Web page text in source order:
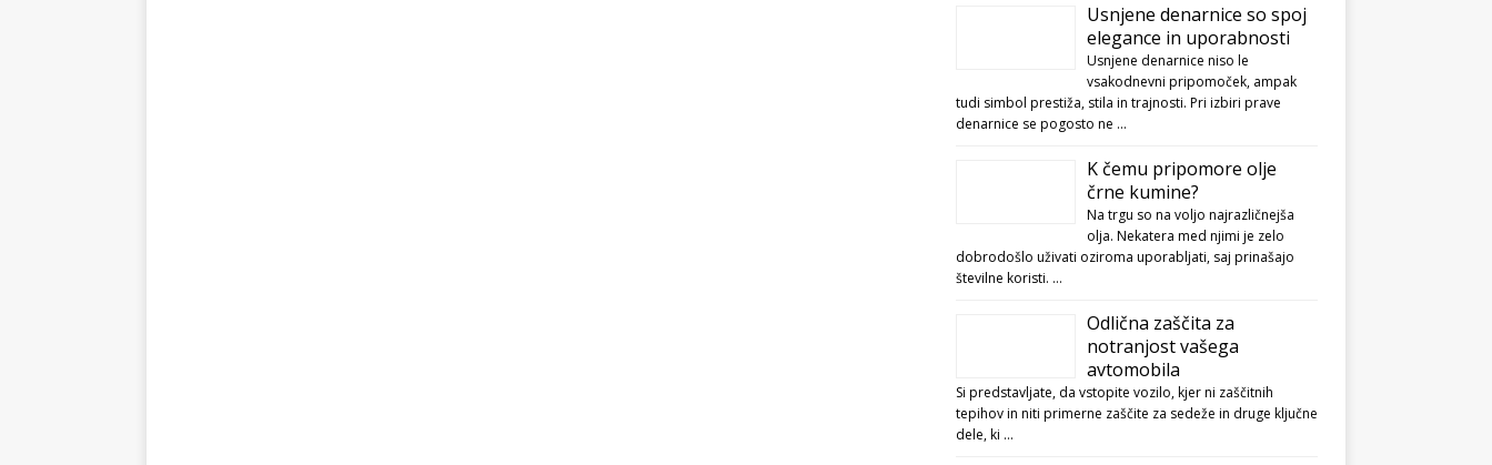
Usnjene denarnice so spoj
elegance in uporabnosti
Usnjene denarnice niso le
vsakodnevni pripomoček, ampak
tudi simbol prestiža, stila in trajnosti. Pri izbiri prave
denarnice se pogosto ne …
K čemu pripomore olje
črne kumine?
Na trgu so na voljo najrazličnejša
olja. Nekatera med njimi je zelo
dobrodošlo uživati oziroma uporabljati, saj prinašajo
številne koristi. …
Odlična zaščita za
notranjost vašega
avtomobila
Si predstavljate, da vstopite vozilo, kjer ni zaščitnih
tepihov in niti primerne zaščite za sedeže in druge ključne
dele, ki …